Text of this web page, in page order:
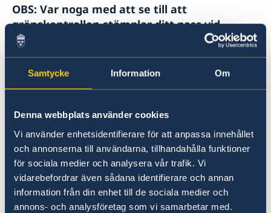
Samtycke Information Om
Denna webbplats använder cookies
Vi använder enhetsidentifierare för att anpassa innehållet
och annonserna till användarna, tillhandahålla funktioner
för sociala medier och analysera vår trafik. Vi
vidarebefordrar även sådana identifierare och annan
information från din enhet till de sociala medier och
annons- och analysföretag som vi samarbetar med.
Lokala lagar och sedvänjor
Kriminalitet och personlig säkerhet
Trafiksäkerhet
Resa i landet
OBS: Var noga med att se till att
gränskontrollen stämplar ditt pass vid
ankomst.
För mer detaljerad information om inreseregler,
kontakta Panamasmigrationsmyndighet.Det
uppehälle i Panama sker i enlighet med
rådande bestämmelser. Ett föreläggande om
böter kan utfärdas av myndigheterna om
personen vid hemresan inte uppvisar en
inresestämpel till Panama i passet. Enligt
uppgift varierar böterna mellan 1000 och 5000